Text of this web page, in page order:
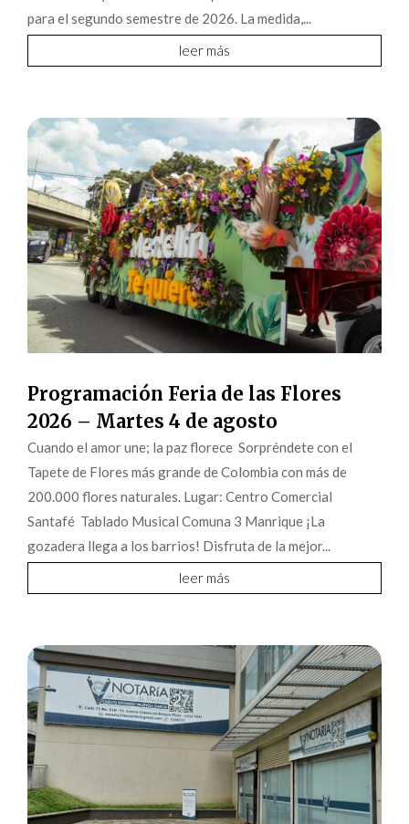
para el segundo semestre de 2026. La medida,...
leer más
Programación Feria de las Flores
2026 – Martes 4 de agosto
Cuando el amor une; la paz florece Sorpréndete con el
Tapete de Flores más grande de Colombia con más de
200.000 flores naturales. Lugar: Centro Comercial
Santafé Tablado Musical Comuna 3 Manrique ¡La
gozadera llega a los barrios! Disfruta de la mejor...
leer más